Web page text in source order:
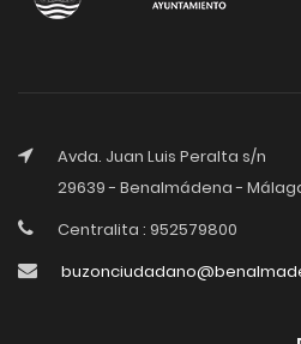
Avda. Juan Luis Peralta s/n
29639 - Benalmádena -
Centralita : 952579800